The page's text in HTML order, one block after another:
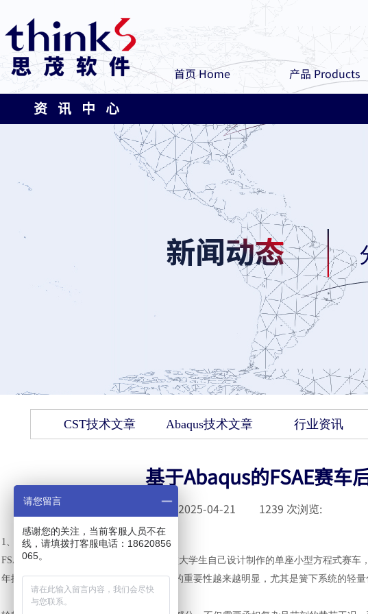
首页 Home 产品 Products
资 讯 中 心
CST技术文章 Abaqus技术文章 行业资讯
基于Abaqus的FSAE赛车
2025-04-21 1239 次浏览:
1、研究介绍
FSAE（大学生方程式）赛车是完全由在校大学生自己设计制作的单座小型方程式赛
年提高，赛车的轻量化的重要性在比赛中的重要性越来越明显，尤其是簧下系统的轻
请您留言
感谢您的关注，当前客服人员不在
线，请填拨打客服电话：18620856
065。